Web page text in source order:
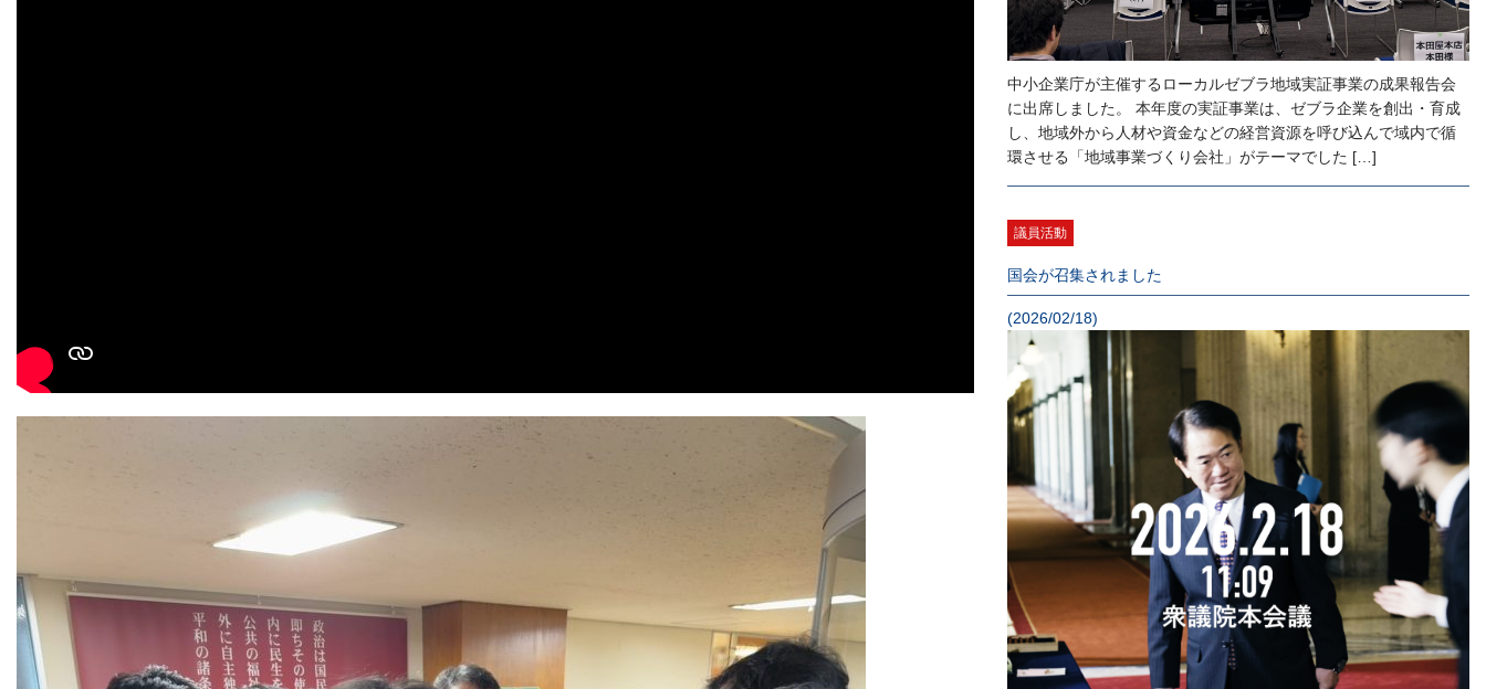
中小企業庁が主催するローカルゼブラ地域実証事業の成果報告会
に出席しました。 本年度の実証事業は、ゼブラ企業を創出・育成
し、地域外から人材や資金などの経営資源を呼び込んで域内で循
環させる「地域事業づくり会社」がテーマでした […]
議員活動
国会が召集されました
(2026/02/18)